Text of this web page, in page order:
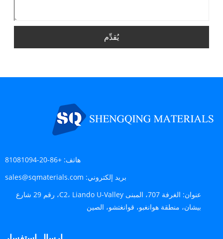
يُقدِّم
هاتف: +86-20-81081094
بريد إلكتروني: sales@sqmaterials.com
عنوان:
الغرفة 707، المبنى C2، Liando U-Valley، رقم 29 شارع
بيشان، منطقة هوانغبو، قوانغتشو، الصين